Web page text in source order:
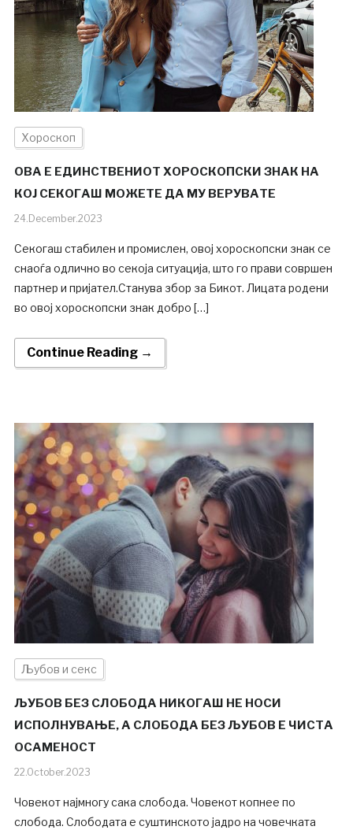
Хороскоп
ОВА Е ЕДИНСТВЕНИОТ ХОРОСКОПСКИ ЗНАК НА
КОЈ СЕКОГАШ МОЖЕТЕ ДА МУ ВЕРУВАТЕ
24.December.2023
Секогаш стабилен и промислен, овој хороскопски знак се
снаоѓа одлично во секоја ситуација, што го прави совршен
партнер и пријател.Станува збор за Бикот. Лицата родени
во овој хороскопски знак добро […]
Continue Reading →
Љубов и секс
ЉУБОВ БЕЗ СЛОБОДА НИКОГАШ НЕ НОСИ
ИСПОЛНУВАЊЕ, А СЛОБОДА БЕЗ ЉУБОВ Е ЧИСТА
ОСАМЕНОСТ
22.October.2023
Човекот најмногу сака слобода. Човекот копнее по
слобода. Слободата е суштинското јадро на човечката